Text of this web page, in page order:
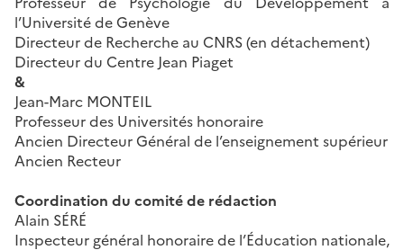
l’Université de Genève
Directeur de Recherche au CNRS (en détachement)
Directeur du Centre Jean Piaget
&
Jean-Marc MONTEIL
Professeur des Universités honoraire
Ancien Directeur Général de l’enseignement supérieur
Ancien Recteur
Coordination du comité de rédaction
Alain SÉRÉ
Inspecteur général honoraire de l’Éducation nationale,